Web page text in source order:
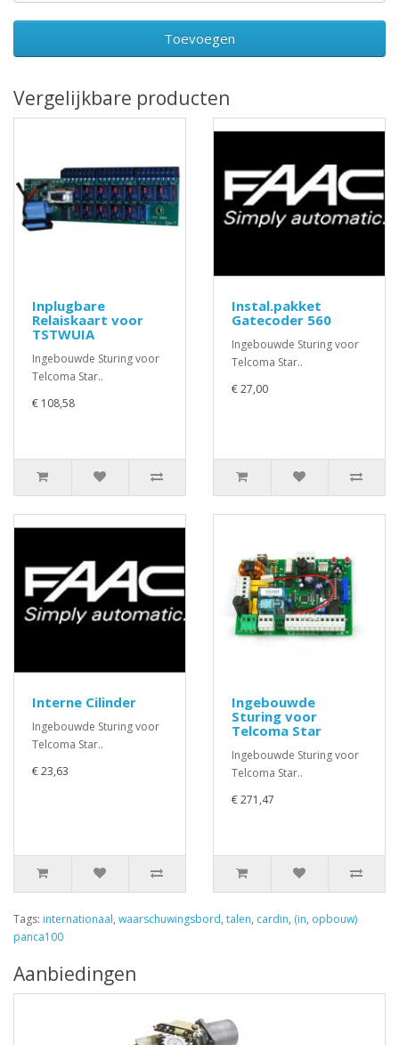
Toevoegen
Vergelijkbare producten
Inplugbare
Relaiskaart voor
TSTWUIA
Ingebouwde Sturing voor
Telcoma Star..
€ 108,58
Instal.pakket
Gatecoder 560
Ingebouwde Sturing voor
Telcoma Star..
€ 27,00
Interne Cilinder
Ingebouwde Sturing voor
Telcoma Star..
€ 23,63
Ingebouwde
Sturing voor
Telcoma Star
Ingebouwde Sturing voor
Telcoma Star..
€ 271,47
Tags: internationaal, waarschuwingsbord, talen, cardin, (in, opbouw)
panca100
Aanbiedingen